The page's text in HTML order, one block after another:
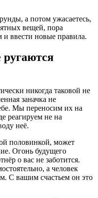
а потом ужасаетесь,
вещей, пора
ввести новые правила.
никогда таковой не
заначка не
Мы переносим их на
реагируем не на
неё.
половинкой, может
Огонь будущего
о вас не заботится.
а человек
С вашим счастьем он это